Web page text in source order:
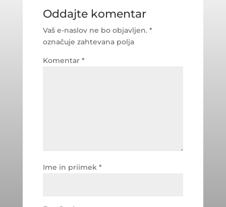
Oddajte komentar
Vaš e-naslov ne bo objavljen. *
označuje zahtevana polja
Komentar *
Ime in priimek *